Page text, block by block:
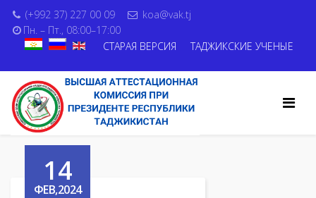
(+992 37) 227 00 09
koa@vak.tj
Пн. – Пт., 08:00–17:00
СТАРАЯ ВЕРСИЯ
ТАДЖИКСКИЕ УЧЕНЫЕ
14
ФЕВ,2024